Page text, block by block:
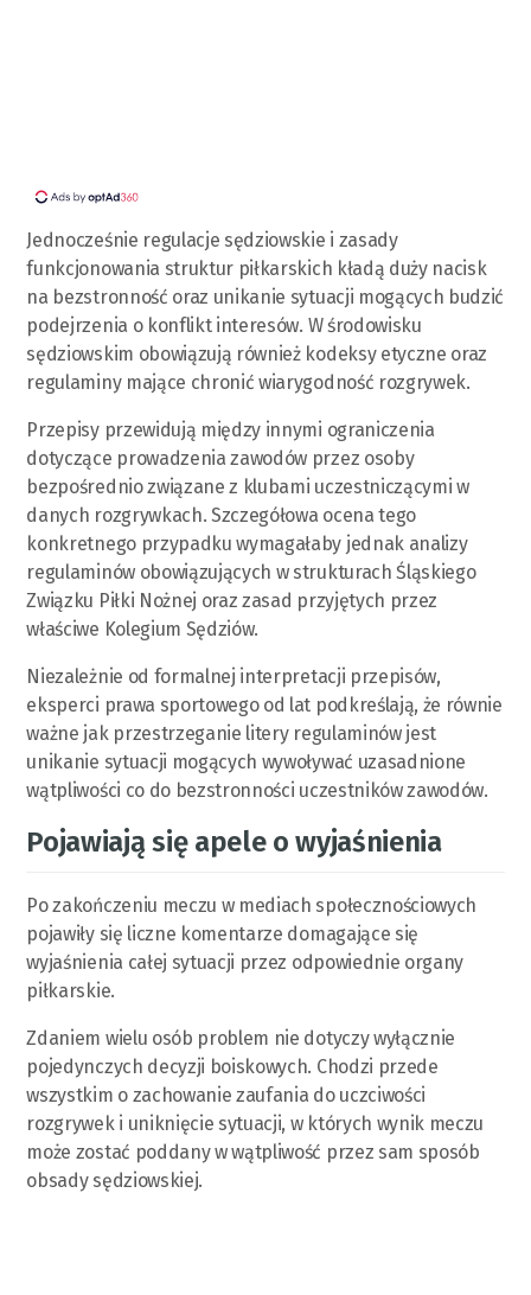
Jednocześnie regulacje sędziowskie i zasady
funkcjonowania struktur piłkarskich kładą duży nacisk
na bezstronność oraz unikanie sytuacji mogących budzić
podejrzenia o konflikt interesów. W środowisku
sędziowskim obowiązują również kodeksy etyczne oraz
regulaminy mające chronić wiarygodność rozgrywek.
Przepisy przewidują między innymi ograniczenia
dotyczące prowadzenia zawodów przez osoby
bezpośrednio związane z klubami uczestniczącymi w
danych rozgrywkach. Szczegółowa ocena tego
konkretnego przypadku wymagałaby jednak analizy
regulaminów obowiązujących w strukturach Śląskiego
Związku Piłki Nożnej oraz zasad przyjętych przez
właściwe Kolegium Sędziów.
Niezależnie od formalnej interpretacji przepisów,
eksperci prawa sportowego od lat podkreślają, że równie
ważne jak przestrzeganie litery regulaminów jest
unikanie sytuacji mogących wywoływać uzasadnione
wątpliwości co do bezstronności uczestników zawodów.
Pojawiają się apele o wyjaśnienia
Po zakończeniu meczu w mediach społecznościowych
pojawiły się liczne komentarze domagające się
wyjaśnienia całej sytuacji przez odpowiednie organy
piłkarskie.
Zdaniem wielu osób problem nie dotyczy wyłącznie
pojedynczych decyzji boiskowych. Chodzi przede
wszystkim o zachowanie zaufania do uczciwości
rozgrywek i uniknięcie sytuacji, w których wynik meczu
może zostać poddany w wątpliwość przez sam sposób
obsady sędziowskiej.